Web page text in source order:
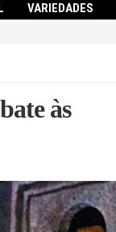
VARIEDADES
às